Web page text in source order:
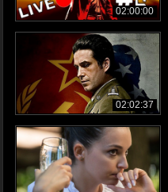
02:00:00
02:02:37